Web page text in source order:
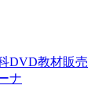
DVD教材販売
ナ